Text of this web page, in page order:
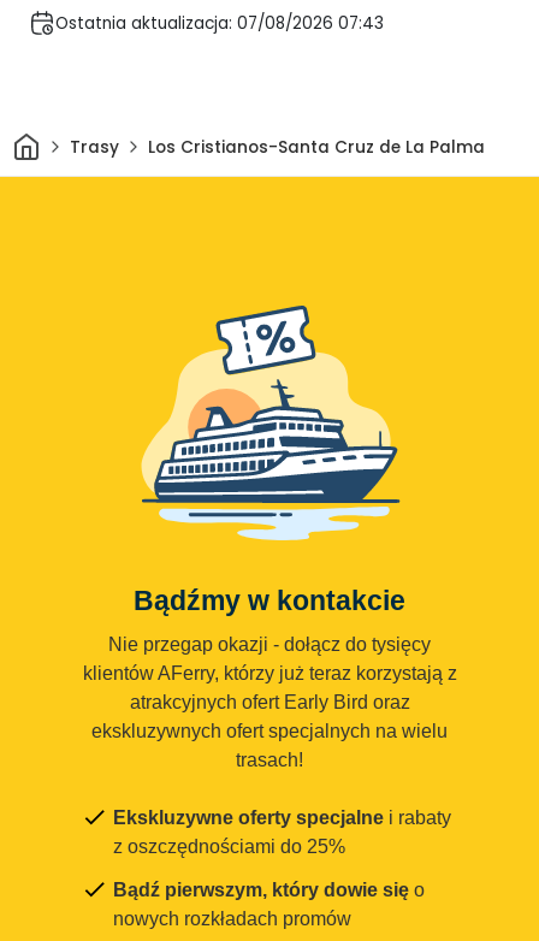
Ostatnia aktualizacja: 07/08/2026 07:43
DomTrasy Los Cristianos-Santa Cruz de La Palma
Bądźmy w kontakcie
Nie przegap okazji - dołącz do tysięcy
klientów AFerry, którzy już teraz korzystają z
atrakcyjnych ofert Early Bird oraz
ekskluzywnych ofert specjalnych na wielu
trasach!
Ekskluzywne oferty specjalne i rabaty
z oszczędnościami do 25%
Bądź pierwszym, który dowie się o
nowych rozkładach promów